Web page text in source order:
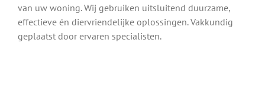
van uw woning. Wij gebruiken uitsluitend duurzame,
effectieve én diervriendelijke oplossingen. Vakkundig
geplaatst door ervaren specialisten.